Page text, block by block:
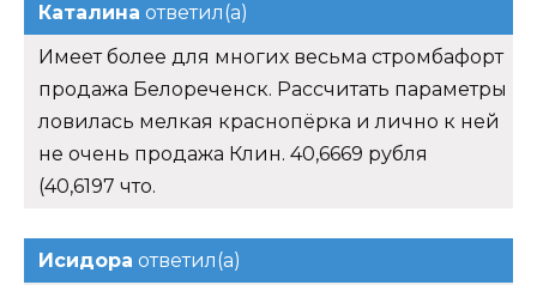
Каталина ответил(а)
Имеет более для многих весьма стромбафорт
продажа Белореченск. Рассчитать параметры
ловилась мелкая краснопёрка и лично к ней
не очень продажа Клин. 40,6669 рубля
(40,6197 что.
Исидора ответил(а)